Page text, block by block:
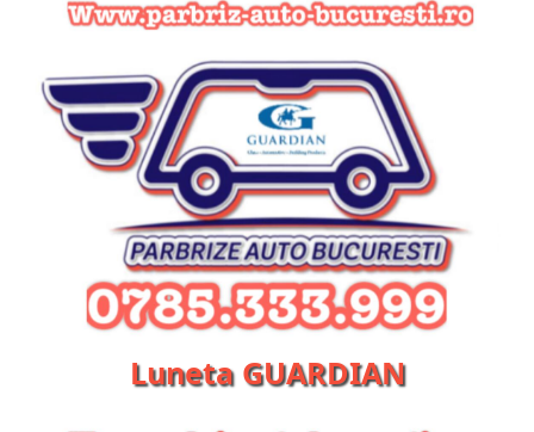
Luneta GUARDIAN